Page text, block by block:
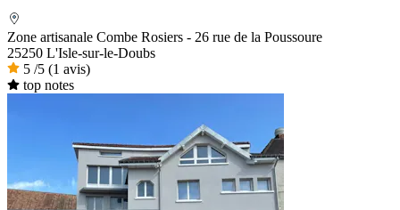
Zone artisanale Combe Rosiers - 26 rue de la Poussoure
25250 L'Isle-sur-le-Doubs
5 /5 (1 avis)
top notes